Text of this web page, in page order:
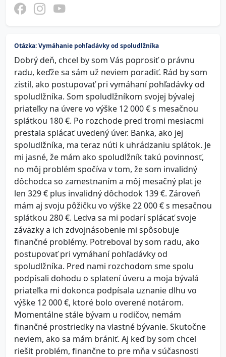
Otázka: Vymáhanie pohľadávky od spoludlžníka
Dobrý deň, chcel by som Vás poprosiť o právnu
radu, keďže sa sám už neviem poradiť. Rád by som
zistil, ako postupovať pri vymáhaní pohľadávky od
spoludlžníka. Som spoludlžníkom svojej bývalej
priateľky na úvere vo výške 12 000 € s mesačnou
splátkou 180 €. Po rozchode pred tromi mesiacmi
prestala splácať uvedený úver. Banka, ako jej
spoludlžníka, ma teraz núti k uhrádzaniu splátok. Je
mi jasné, že mám ako spoludlžník takú povinnosť,
no môj problém spočíva v tom, že som invalidný
dôchodca so zamestnaním a môj mesačný plat je
len 329 € plus invalidný dôchodok 139 €. Zároveň
mám aj svoju pôžičku vo výške 22 000 € s mesačnou
splátkou 280 €. Ledva sa mi podarí splácať svoje
záväzky a ich zdvojnásobenie mi spôsobuje
finančné problémy. Potreboval by som radu, ako
postupovať pri vymáhaní pohľadávky od
spoludlžníka. Pred nami rozchodom sme spolu
podpísali dohodu o splatení úveru a moja bývalá
priateľka mi dokonca podpísala uznanie dlhu vo
výške 12 000 €, ktoré bolo overené notárom.
Momentálne stále bývam u rodičov, nemám
finančné prostriedky na vlastné bývanie. Skutočne
neviem, ako sa mám brániť. Aj keď by som chcel
riešit problém, finančne to pre mňa v súčasnosti